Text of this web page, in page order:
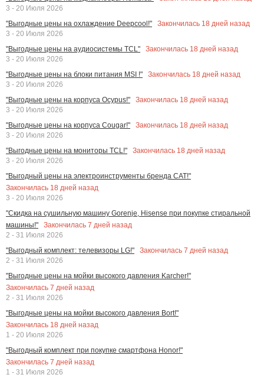
3 - 20 Июля 2026
"Выгодные цены на охлаждение Deepcool!"
Закончилась 18 дней назад
3 - 20 Июля 2026
"Выгодные цены на аудиосистемы TCL"
Закончилась 18 дней назад
3 - 20 Июля 2026
"Выгодные цены на блоки питания MSI !"
Закончилась 18 дней назад
3 - 20 Июля 2026
"Выгодные цены на корпуса Ocypus!"
Закончилась 18 дней назад
3 - 20 Июля 2026
"Выгодные цены на корпуса Cougar!"
Закончилась 18 дней назад
3 - 20 Июля 2026
"Выгодные цены на мониторы TCL!"
Закончилась 18 дней назад
3 - 20 Июля 2026
"Выгодный цены на электроинструменты бренда CAT!"
Закончилась 18 дней назад
3 - 20 Июля 2026
"Скидка на сушильную машину Gorenje, Hisense при покупке стиральной
машины!"
Закончилась 7 дней назад
2 - 31 Июля 2026
"Выгодный комплект: телевизоры LG!"
Закончилась 7 дней назад
2 - 31 Июля 2026
"Выгодные цены на мойки высокого давления Karcher!"
Закончилась 7 дней назад
2 - 31 Июля 2026
"Выгодные цены на мойки высокого давления Bort!"
Закончилась 18 дней назад
1 - 20 Июля 2026
"Выгодный комплект при покупке смартфона Honor!"
Закончилась 7 дней назад
1 - 31 Июля 2026